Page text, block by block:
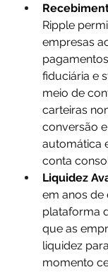
Ripple
empresas
fiduciária e
meio de
carteiras
conversão
automática
conta
Liquidez
em anos de
plataforma
que as
liquidez
momento